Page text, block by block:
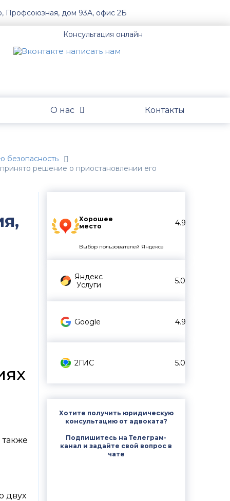
Профсоюзная, дом 93А, офис 2Б
Консультация онлайн
О нас Контакты
безопасность
решение о приостановлении его
Хорошее
место
4.9
Выбор пользователей Яндекса
Яндекс
Услуги
5.0
Google 4.9
2ГИС 5.0
Хотите получить юридическую
консультацию от адвоката?
Подпишитесь на Телеграм-
канал и задайте свой вопрос в
чате
двух